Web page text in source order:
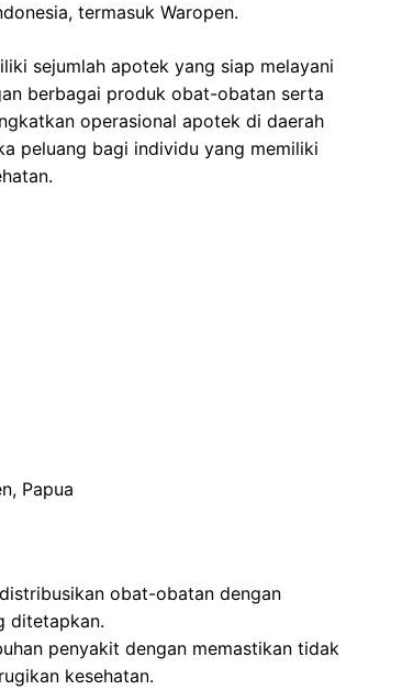
termasuk Waropen.
sejumlah apotek yang siap melayani
berbagai produk obat-obatan serta
operasional apotek di daerah
peluang bagi individu yang memiliki
Papua
obat-obatan dengan
ditetapkan.
penyakit dengan memastikan tidak
kesehatan.